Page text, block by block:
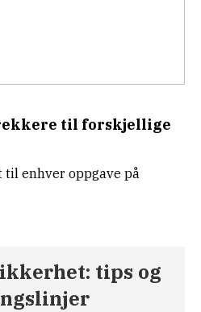
til forskjellige
enhver oppgave på
tips og